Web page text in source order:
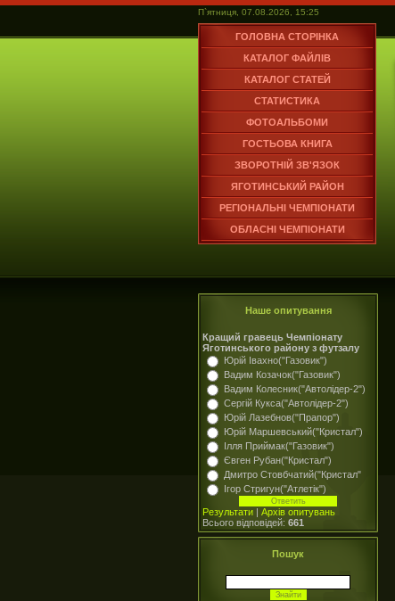
П`ятниця, 07.08.2026, 15:25
ГОЛОВНА СТОРІНКА
КАТАЛОГ ФАЙЛІВ
КАТАЛОГ СТАТЕЙ
СТАТИСТИКА
ФОТОАЛЬБОМИ
ГОСТЬОВА КНИГА
ЗВОРОТНІЙ ЗВ'ЯЗОК
ЯГОТИНСЬКИЙ РАЙОН
РЕГІОНАЛЬНІ ЧЕМПІОНАТИ
ОБЛАСНІ ЧЕМПІОНАТИ
Наше опитування
Кращий гравець Чемпіонату
Яготинського району з футзалу
Юрій Івахно("Газовик")
Вадим Козачок("Газовик")
Вадим Колесник("Автолідер-2")
Сергій Кукса("Автолідер-2")
Юрій Лазебнов("Прапор")
Юрій Маршевський("Кристал")
Ілля Приймак("Газовик")
Євген Рубан("Кристал")
Дмитро Стовбчатий("Кристал"
Ігор Стригун("Атлетік")
Результати | Архів опитувань
Всього відповідей: 661
Пошук